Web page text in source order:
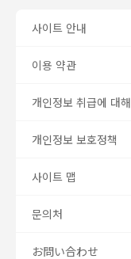
사이트 안내
이용 약관
개인정보 취급에 대해
개인정보 보호정책
사이트 맵
문의처
お問い合わせ